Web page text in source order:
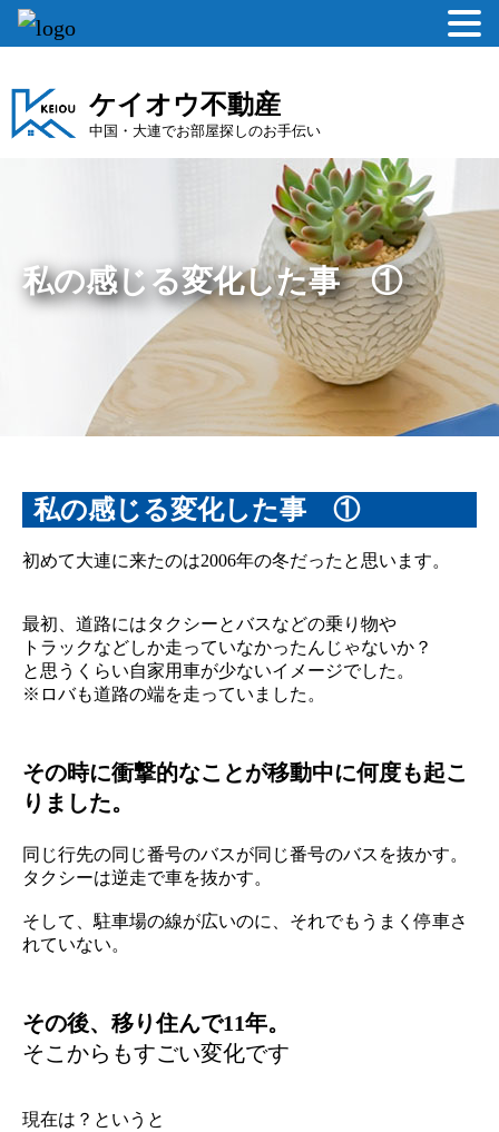
ケイオウ不動産
中国・大連でお部屋探しのお手伝い
私の感じる変化した事 ①
私の感じる変化した事 ①
初めて大連に来たのは2006年の冬だったと思います。
最初、道路にはタクシーとバスなどの乗り物や
トラックなどしか走っていなかったんじゃないか？
と思うくらい自家用車が少ないイメージでした。
※ロバも道路の端を走っていました。
その時に衝撃的なことが移動中に何度も起こ
りました。
同じ行先の同じ番号のバスが同じ番号のバスを抜かす。
タクシーは逆走で車を抜かす。
そして、駐車場の線が広いのに、それでもうまく停車さ
れていない。
その後、移り住んで11年。
そこからもすごい変化です
現在は？というと